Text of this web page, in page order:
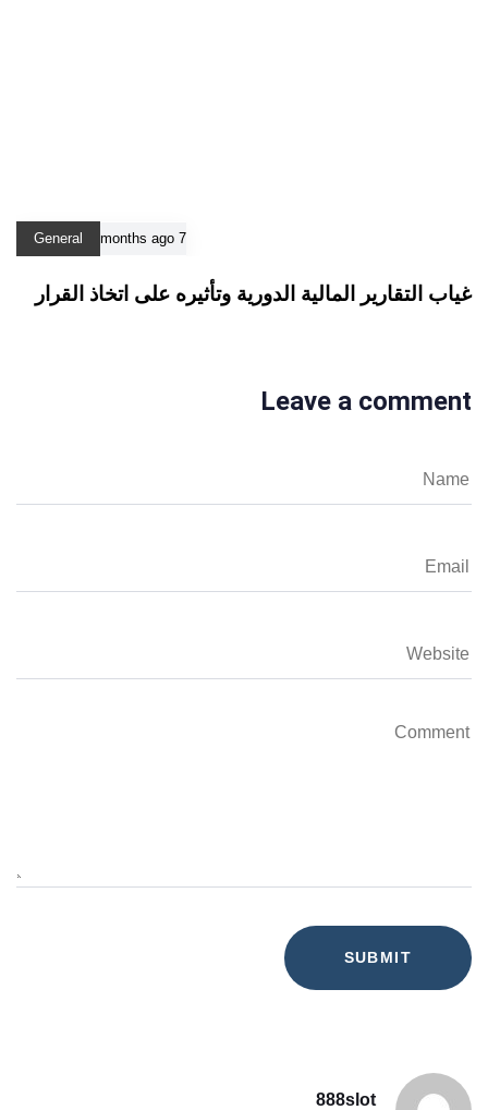
7 months ago
General
غياب التقارير المالية الدورية وتأثيره على اتخاذ القرار
Leave a comment
888slot